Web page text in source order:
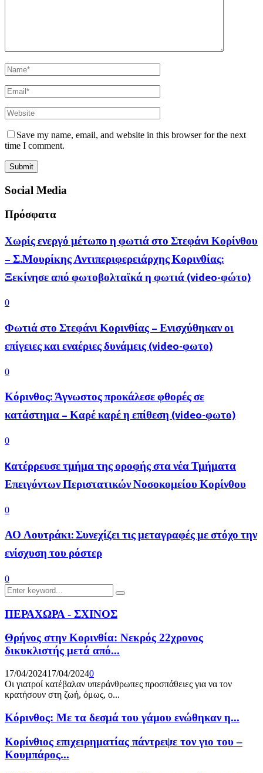
Save my name, email, and website in this browser for the next
time I comment.
Social Media
Πρόσφατα
Χωρίς ενεργό μέτωπο η φωτιά στο Στεφάνι Κορίνθου
– Σ.Μουρίκης Αντιπεριφερειάρχης Κορινθίας:
Ξεκίνησε από φωτοβολταϊκά η φωτιά (video-φώτο)
0
Φωτιά στο Στεφάνι Κορινθίας – Ενισχύθηκαν οι
επίγειες και εναέριες δυνάμεις (video-φωτο)
0
Κόρινθος: Άγνωστος προκάλεσε φθορές σε
κατάστημα – Καρέ καρέ η επίθεση (video-φωτο)
0
Kατέρρευσε τμήμα της οροφής στα νέα Τμήματα
Επειγόντων Περιστατικών Νοσοκομείου Κορίνθου
0
ΑΟ Λουτράκι: Συνεχίζει τις μεταγραφές με στόχο την
ενίσχυση του ρόστερ
0
Search
for:
Search
ΠΕΡΑΧΩΡΑ - ΣΧΙΝΟΣ
Θρήνος στην Κορινθία: Νεκρός 22χρονος
δικυκλιστής μετά από...
17/04/202417/04/20240
Οι γιατροί κατέβαλαν υπεράνθρωπες προσπάθειες για να τον
κρατήσουν στη ζωή, όμως, ο...
Κόρινθος: Με τα δεσμά του γάμου ενώθηκαν η...
Κορίνθιος επιχειρηματίας πάντρεψε τον γιο του –
Κουμπάρος...